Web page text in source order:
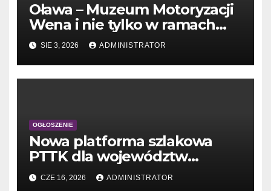
Oława – Muzeum Motoryzacji
Wena i nie tylko w ramach
'Wakacji z PTTK’
SIE 3, 2026 ADMINISTRATOR
OGŁOSZENIE
Nowa platforma szlakowa
PTTK dla województw
śląskiego i opolskiego
CZE 16, 2026 ADMINISTRATOR